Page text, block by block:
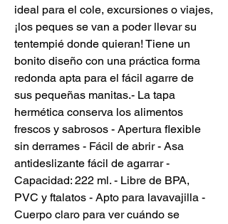
ideal para el cole, excursiones o viajes,
¡los peques se van a poder llevar su
tentempié donde quieran! Tiene un
bonito diseño con una práctica forma
redonda apta para el fácil agarre de
sus pequeñas manitas.- La tapa
hermética conserva los alimentos
frescos y sabrosos - Apertura flexible
sin derrames - Fácil de abrir - Asa
antideslizante fácil de agarrar -
Capacidad: 222 ml. - Libre de BPA,
PVC y ftalatos - Apto para lavavajilla -
Cuerpo claro para ver cuándo se